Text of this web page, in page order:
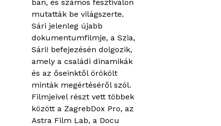
ban, és számos fesztiválon
mutatták be világszerte.
Sári jelenleg újabb
dokumentumfilmje, a Szia,
Sári! befejezésén dolgozik,
amely a családi dinamikák
és az őseinktől örökölt
minták megértéséről szól.
Filmjeivel részt vett többek
között a ZagrebDox Pro, az
Astra Film Lab, a Docu